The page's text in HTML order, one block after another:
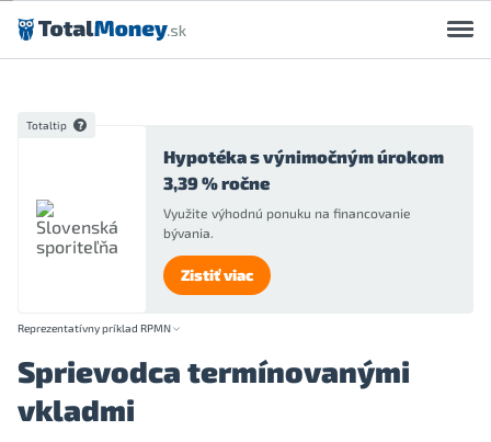
Preskočiť na obsah
Totaltip
Hypotéka s výnimočným úrokom
3,39 % ročne
Využite výhodnú ponuku na financovanie
bývania.
Zistiť viac
Reprezentatívny príklad RPMN
Sprievodca termínovanými
vkladmi